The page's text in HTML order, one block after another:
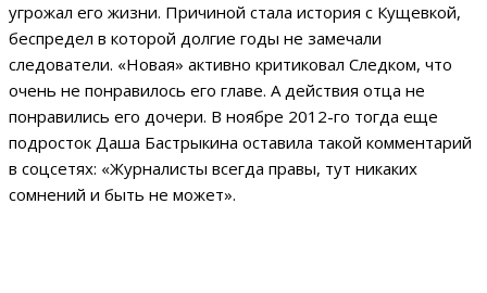
угрожал его жизни. Причиной стала история с Кущевкой,
беспредел в которой долгие годы не замечали
следователи. «Новая» активно критиковал Следком, что
очень не понравилось его главе. А действия отца не
понравились его дочери. В ноябре 2012-го тогда еще
подросток Даша Бастрыкина оставила такой комментарий
в соцсетях: «Журналисты всегда правы, тут никаких
сомнений и быть не может».